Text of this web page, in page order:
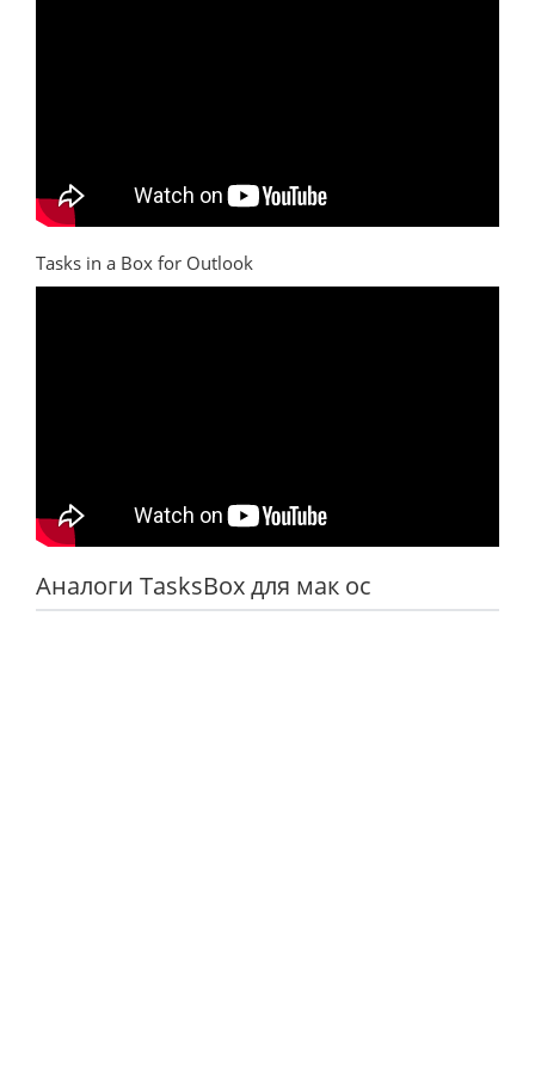
Tasks in a Box for Outlook
Аналоги TasksBox для мак ос